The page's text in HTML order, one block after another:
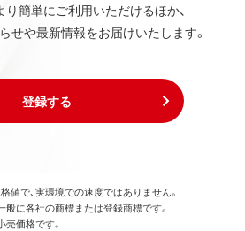
簡単にご利用いただけるほか、
せや最新情報をお届けいたします。
登録する
で、実環境での速度ではありません。
に各社の商標または登録商標です。
価格です。